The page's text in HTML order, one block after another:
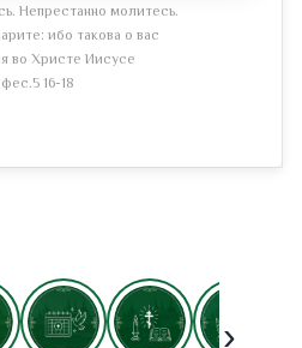
Непрестанно молитесь.
ибо такова о вас
во Христе Иисусе
фес.5 16-18